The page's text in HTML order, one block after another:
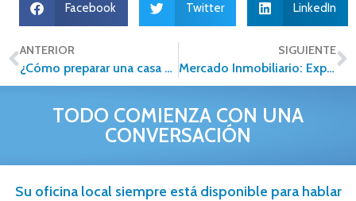
Facebook Twitter LinkedIn
ANTERIOR
¿Cómo preparar una casa para la venta?
SIGUIENTE
Mercado Inmobiliario: Expectativas vs. Realidad
TODO COMIENZA CON UNA
CONVERSACIÓN
Su oficina local siempre está disponible para hablar